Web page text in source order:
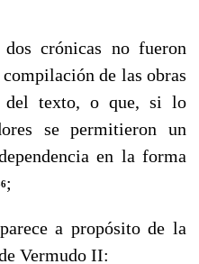
crónicas no fueron
de las obras
del texto, o que, si lo
se permitieron un
en la forma
;
a propósito de la
Vermudo II: